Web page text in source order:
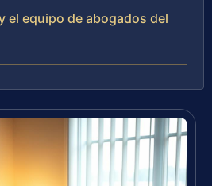
el equipo de abogados del